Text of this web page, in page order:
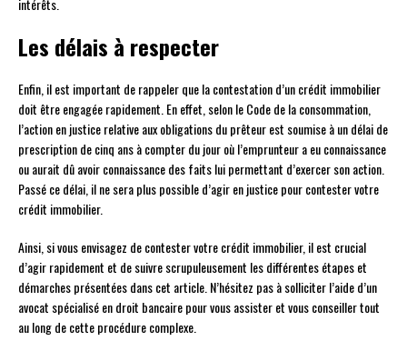
intérêts.
Les délais à respecter
Enfin, il est important de rappeler que la contestation d’un crédit immobilier
doit être engagée rapidement. En effet, selon le Code de la consommation,
l’action en justice relative aux obligations du prêteur est soumise à un délai de
prescription de cinq ans à compter du jour où l’emprunteur a eu connaissance
ou aurait dû avoir connaissance des faits lui permettant d’exercer son action.
Passé ce délai, il ne sera plus possible d’agir en justice pour contester votre
crédit immobilier.
Ainsi, si vous envisagez de contester votre crédit immobilier, il est crucial
d’agir rapidement et de suivre scrupuleusement les différentes étapes et
démarches présentées dans cet article. N’hésitez pas à solliciter l’aide d’un
avocat spécialisé en droit bancaire pour vous assister et vous conseiller tout
au long de cette procédure complexe.